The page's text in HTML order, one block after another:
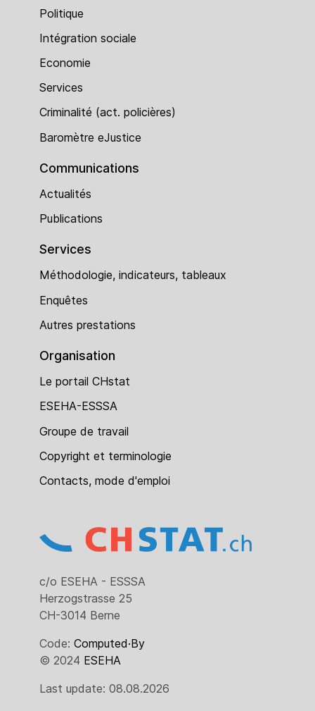
Politique
Intégration sociale
Economie
Services
Criminalité (act. policières)
Baromètre eJustice
Communications
Actualités
Publications
Services
Méthodologie, indicateurs, tableaux
Enquêtes
Autres prestations
Organisation
Le portail CHstat
ESEHA-ESSSA
Groupe de travail
Copyright et terminologie
Contacts, mode d'emploi
c/o ESEHA - ESSSA
Herzogstrasse 25
CH-3014 Berne
Code: Computed·By
© 2024 ESEHA
Last update: 08.08.2026